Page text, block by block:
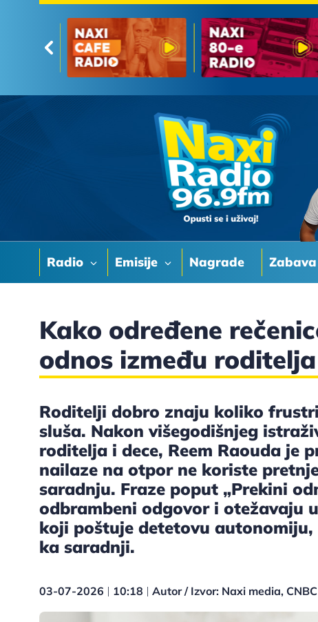
Radio Emisije Nagrade Zabava
Kako određene
odnos između
Roditelji dobro znaju koliko
sluša. Nakon višegodišnjeg
roditelja i dece, Reem Raouda je
nailaze na otpor ne koriste
saradnju. Fraze poput „Prekini
odbrambeni odgovor i otežavaju
koji poštuje detetovu
ka saradnji.
03-07-2026 10:18 Autor / Izvor: Naxi media, CNBC